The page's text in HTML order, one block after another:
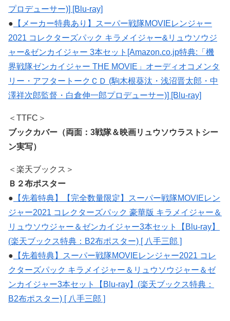
プロデューサー)] [Blu-ray]
● 【メーカー特典あり】スーパー戦隊MOVIEレンジャー
2021 コレクターズパック キラメイジャー&リュウソウジ
ャー&ゼンカイジャー 3本セット[Amazon.co.jp特典:「機
界戦隊ゼンカイジャー THE MOVIE」オーディオコメンタ
リー・アフタートークＣＤ (駒木根葵汰・浅沼晋太郎・中
澤祥次郎監督・白倉伸一郎プロデューサー)] [Blu-ray]
＜TTFC＞
ブックカバー（両面：3戦隊＆映画リュウソウラストシー
ン実写）
＜楽天ブックス＞
Ｂ２布ポスター
● 【先着特典】【完全数量限定】スーパー戦隊MOVIEレン
ジャー2021 コレクターズパック 豪華版 キラメイジャー＆
リュウソウジャー＆ゼンカイジャー3本セット【Blu-ray】
(楽天ブックス特典：B2布ポスター) [ 八手三郎 ]
● 【先着特典】スーパー戦隊MOVIEレンジャー2021 コレ
クターズパック キラメイジャー＆リュウソウジャー＆ゼ
ンカイジャー3本セット【Blu-ray】(楽天ブックス特典：
B2布ポスター) [ 八手三郎 ]